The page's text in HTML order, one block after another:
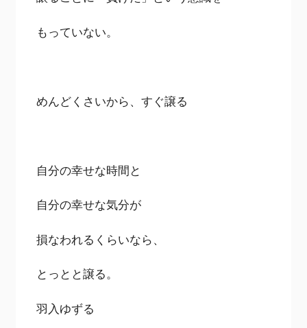
もっていない。
めんどくさいから、すぐ譲る
自分の幸せな時間と
自分の幸せな気分が
損なわれるくらいなら、
とっとと譲る。
羽入ゆずる